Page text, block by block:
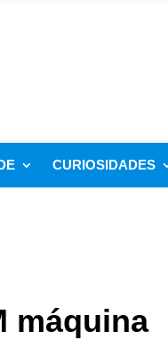
CURIOSIDADES
máquina